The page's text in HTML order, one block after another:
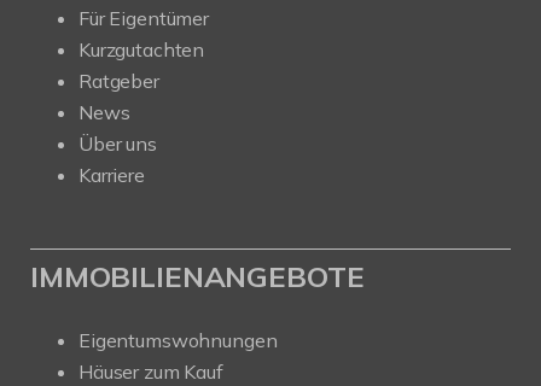
Für Eigentümer
Kurzgutachten
Ratgeber
News
Über uns
Karriere
IMMOBILIENANGEBOTE
Eigentumswohnungen
Häuser zum Kauf